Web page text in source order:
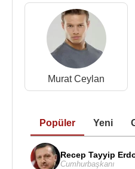
Murat Ceylan
Popüler Yeni
Recep Tayyip
Cumhurbaşkanı